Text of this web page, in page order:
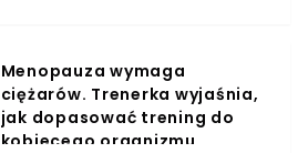
Menopauza wymaga
ciężarów. Trenerka wyjaśnia,
jak dopasować trening do
kobiecego organizmu